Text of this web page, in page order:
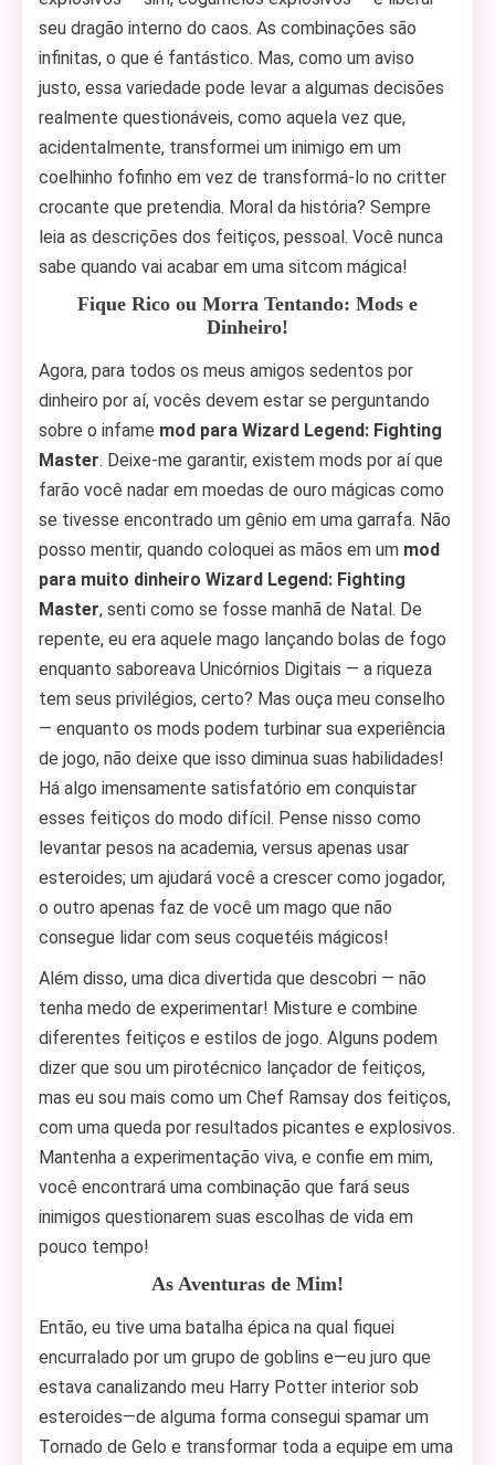
seu dragão interno do caos. As combinações são
infinitas, o que é fantástico. Mas, como um aviso
justo, essa variedade pode levar a algumas decisões
realmente questionáveis, como aquela vez que,
acidentalmente, transformei um inimigo em um
coelhinho fofinho em vez de transformá-lo no critter
crocante que pretendia. Moral da história? Sempre
leia as descrições dos feitiços, pessoal. Você nunca
sabe quando vai acabar em uma sitcom mágica!
Fique Rico ou Morra Tentando: Mods e
Dinheiro!
Agora, para todos os meus amigos sedentos por
dinheiro por aí, vocês devem estar se perguntando
sobre o infame mod para Wizard Legend: Fighting
Master. Deixe-me garantir, existem mods por aí que
farão você nadar em moedas de ouro mágicas como
se tivesse encontrado um gênio em uma garrafa. Não
posso mentir, quando coloquei as mãos em um mod
para muito dinheiro Wizard Legend: Fighting
Master, senti como se fosse manhã de Natal. De
repente, eu era aquele mago lançando bolas de fogo
enquanto saboreava Unicórnios Digitais — a riqueza
tem seus privilégios, certo? Mas ouça meu conselho
— enquanto os mods podem turbinar sua experiência
de jogo, não deixe que isso diminua suas habilidades!
Há algo imensamente satisfatório em conquistar
esses feitiços do modo difícil. Pense nisso como
levantar pesos na academia, versus apenas usar
esteroides; um ajudará você a crescer como jogador,
o outro apenas faz de você um mago que não
consegue lidar com seus coquetéis mágicos!
Além disso, uma dica divertida que descobri — não
tenha medo de experimentar! Misture e combine
diferentes feitiços e estilos de jogo. Alguns podem
dizer que sou um pirotécnico lançador de feitiços,
mas eu sou mais como um Chef Ramsay dos feitiços,
com uma queda por resultados picantes e explosivos.
Mantenha a experimentação viva, e confie em mim,
você encontrará uma combinação que fará seus
inimigos questionarem suas escolhas de vida em
pouco tempo!
As Aventuras de Mim!
Então, eu tive uma batalha épica na qual fiquei
encurralado por um grupo de goblins e—eu juro que
estava canalizando meu Harry Potter interior sob
esteroides—de alguma forma consegui spamar um
Tornado de Gelo e transformar toda a equipe em uma